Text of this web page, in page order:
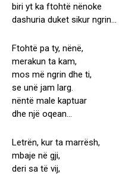
biri yt ka ftohtë nënoke
dashuria duket sikur ngrin…
Ftohtë pa ty, nënë,
merakun ta kam,
mos më ngrin dhe ti,
se unë jam larg.
nëntë male kaptuar
dhe një oqean…
Letrën, kur ta marrësh,
mbaje në gji,
deri sa të vij,